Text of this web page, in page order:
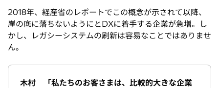
2018年、経産省のレポートでこの概念が示されて以降、
崖の底に落ちないようにとDXに着手する企業が急増。し
かし、レガシーシステムの刷新は容易なことではありませ
ん。
木村 「私たちのお客さまは、比較的大きな企業